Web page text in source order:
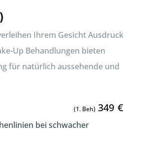
Ihrem Gesicht Ausdruck
Up Behandlungen bieten
für natürlich aussehende und
(1. Beh) 349 €
bei schwacher